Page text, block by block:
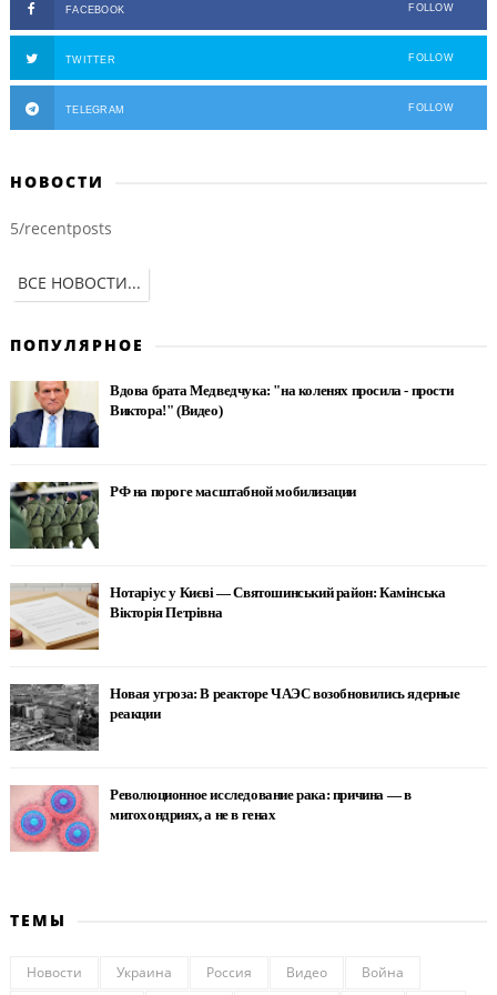
FACEBOOK FOLLOW
TWITTER FOLLOW
TELEGRAM FOLLOW
НОВОСТИ
5/recentposts
ВСЕ НОВОСТИ...
ПОПУЛЯРНОЕ
Вдова брата Медведчука: "на коленях просила - прости
Виктора!" (Видео)
РФ на пороге масштабной мобилизации
Нотаріус у Києві — Святошинський район: Камінська
Вікторія Петрівна
Новая угроза: В реакторе ЧАЭС возобновились ядерные
реакции
Революционное исследование рака: причина — в
митохондриях, а не в генах
ТЕМЫ
Новости Украина Россия Видео Война